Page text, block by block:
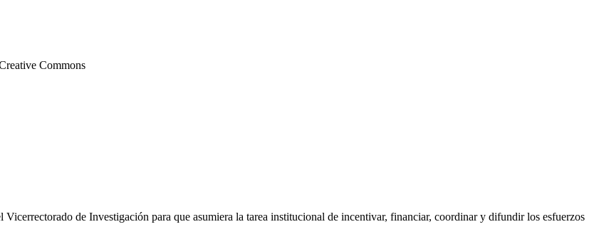
Commons
de Investigación para que asumiera la tarea institucional de incentivar, financiar, coordinar y difundir los esfuerzos